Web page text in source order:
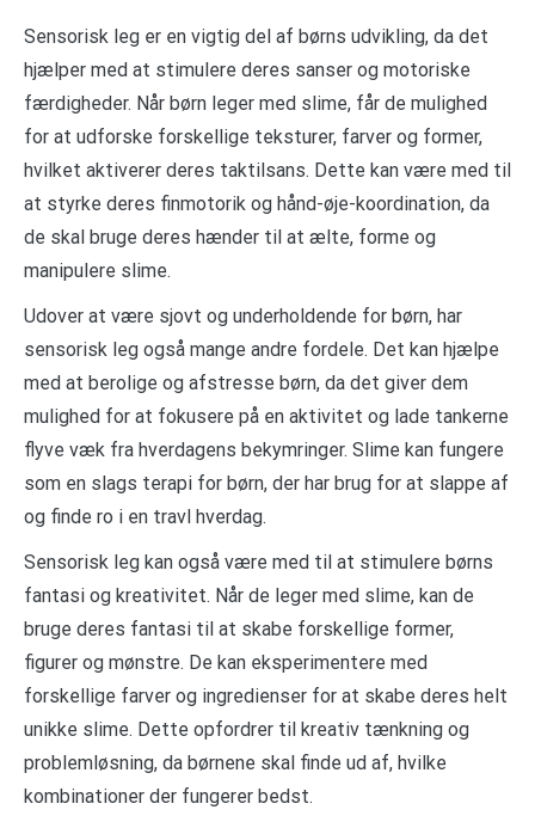
Sensorisk leg er en vigtig del af børns udvikling, da det
hjælper med at stimulere deres sanser og motoriske
færdigheder. Når børn leger med slime, får de mulighed
for at udforske forskellige teksturer, farver og former,
hvilket aktiverer deres taktilsans. Dette kan være med til
at styrke deres finmotorik og hånd-øje-koordination, da
de skal bruge deres hænder til at ælte, forme og
manipulere slime.
Udover at være sjovt og underholdende for børn, har
sensorisk leg også mange andre fordele. Det kan hjælpe
med at berolige og afstresse børn, da det giver dem
mulighed for at fokusere på en aktivitet og lade tankerne
flyve væk fra hverdagens bekymringer. Slime kan fungere
som en slags terapi for børn, der har brug for at slappe af
og finde ro i en travl hverdag.
Sensorisk leg kan også være med til at stimulere børns
fantasi og kreativitet. Når de leger med slime, kan de
bruge deres fantasi til at skabe forskellige former,
figurer og mønstre. De kan eksperimentere med
forskellige farver og ingredienser for at skabe deres helt
unikke slime. Dette opfordrer til kreativ tænkning og
problemløsning, da børnene skal finde ud af, hvilke
kombinationer der fungerer bedst.